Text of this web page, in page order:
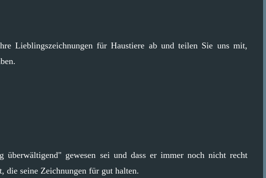
Lieblingszeichnungen für Haustiere ab und teilen Sie uns mit,
überwältigend" gewesen sei und dass er immer noch nicht recht
die seine Zeichnungen für gut halten.